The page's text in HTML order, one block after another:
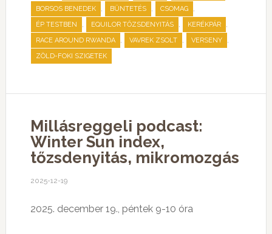
BORSOS BENEDEK , BÜNTETÉS , CSOMAG ,
ÉP TESTBEN , EQUILOR TŐZSDENYITÁS , KERÉKPÁR ,
RACE AROUND RWANDA , VAVREK ZSOLT , VERSENY ,
ZÖLD-FOKI SZIGETEK
Millásreggeli podcast:
Winter Sun index,
tőzsdenyitás, mikromozgás
2025-12-19
2025. december 19., péntek 9-10 óra